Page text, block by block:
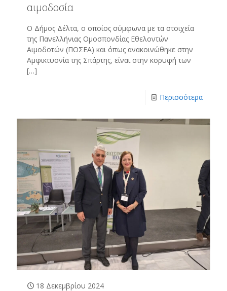
αιμοδοσία
Ο Δήμος Δέλτα, ο οποίος σύμφωνα με τα στοιχεία
της Πανελλήνιας Ομοσπονδίας Εθελοντών
Αιμοδοτών (ΠΟΣΕΑ) και όπως ανακοινώθηκε στην
Αμφικτυονία της Σπάρτης, είναι στην κορυφή των
[…]
Περισσότερα
18 Δεκεμβρίου 2024